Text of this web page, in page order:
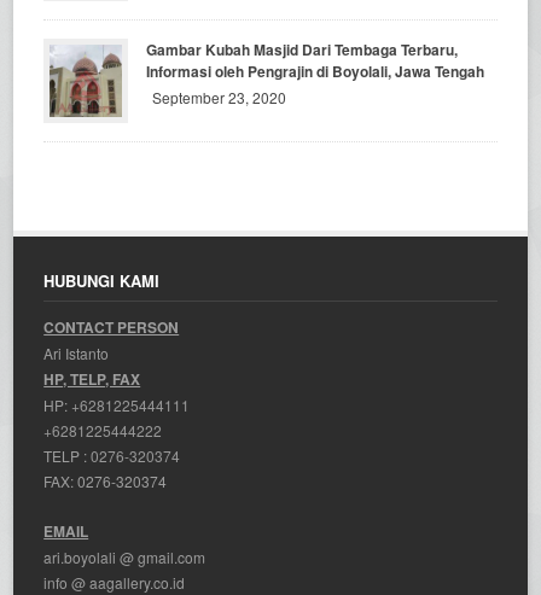
Gambar Kubah Masjid Dari Tembaga Terbaru,
Informasi oleh Pengrajin di Boyolali, Jawa Tengah
September 23, 2020
HUBUNGI KAMI
CONTACT PERSON
Ari Istanto
HP, TELP, FAX
HP: +6281225444111
+6281225444222
TELP :0276-320374
FAX: 0276-320374
EMAIL
ari.boyolali @ gmail.com
info @ aagallery.co.id